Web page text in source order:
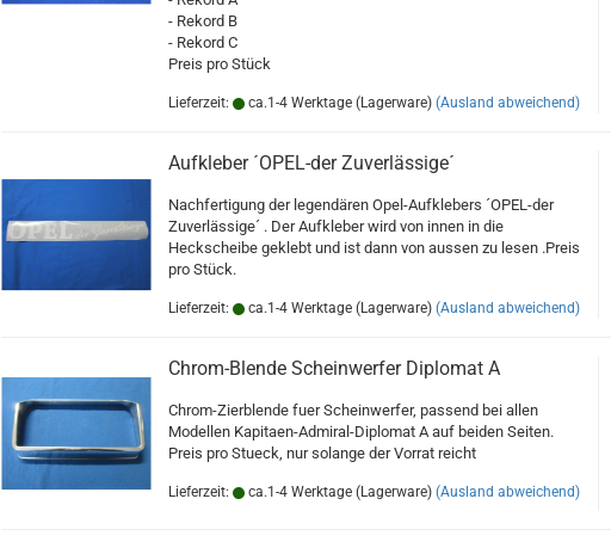
- Rekord B
- Rekord C
Preis pro Stück
Lieferzeit: ca.1-4 Werktage (Lagerware) (Ausland abweichend)
Aufkleber ´OPEL-der Zuverlässige´
Nachfertigung der legendären Opel-Aufklebers ´OPEL-der
Zuverlässige´ . Der Aufkleber wird von innen in die
Heckscheibe geklebt und ist dann von aussen zu lesen .Preis
pro Stück.
Lieferzeit: ca.1-4 Werktage (Lagerware) (Ausland abweichend)
Chrom-Blende Scheinwerfer Diplomat A
Chrom-Zierblende fuer Scheinwerfer, passend bei allen
Modellen Kapitaen-Admiral-Diplomat A auf beiden Seiten.
Preis pro Stueck, nur solange der Vorrat reicht
Lieferzeit: ca.1-4 Werktage (Lagerware) (Ausland abweichend)